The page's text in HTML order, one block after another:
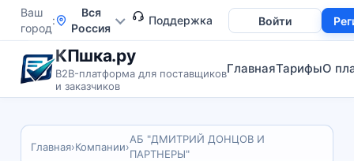
Ваш
город
Вся
Россия
Войти
Поддержка
КПшка.ру
B2B-платформа для поставщиков
и заказчиков
ГлавнаяТарифыО
Главная›Компании›
АБ "ДМИТРИЙ ДОНЦОВ И
ПАРТНЕРЫ"